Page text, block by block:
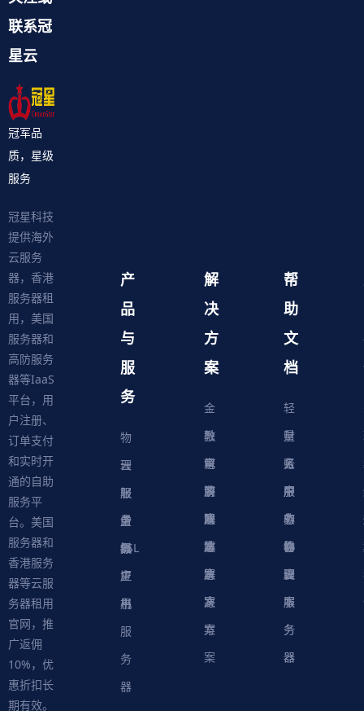
联系冠
星云
冠军品
质，星级
服务
冠星科技
提供海外
云服务
器，香港
服务器租
用，美国
服务器和
高防服务
器等IaaS
平台，用
户注册、
订单支付
和实时开
通的自助
服务平
台。美国
服务器和
香港服务
器等云服
务器租用
官网，推
广返佣
10%，优
惠折扣长
期有效。
产
品
与
服
务
物
理
服
务
器
云
服
务
器
轻
量
级
应
用
服
务
器
虚
拟
主
机
SSL
证
书
解
决
方
案
金
融
解
决
方
案
教
育
解
决
方
案
电
商
解
决
方
案
游
戏
解
决
方
案
网
站
解
决
方
案
帮
助
文
档
轻
量
云
服
务
器
财
务
中
心
账
户
中
心
服
务
协
议
软
件
脚
本
物
理
服
务
器
云
服
务
器